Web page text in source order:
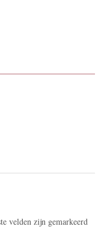
velden zijn gemarkeerd